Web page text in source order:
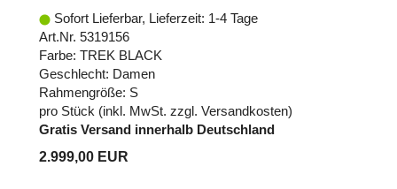
Sofort Lieferbar, Lieferzeit: 1-4 Tage
Art.Nr. 5319156
Farbe: TREK BLACK
Geschlecht: Damen
Rahmengröße: S
pro Stück (inkl. MwSt. zzgl. Versandkosten)
Gratis Versand innerhalb Deutschland
2.999,00 EUR